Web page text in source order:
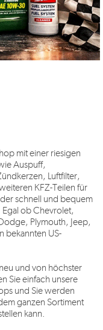
mit einer riesigen
Auspuff,
Luftfilter,
KFZ-Teilen für
schnell und bequem
Egal ob Chevrolet,
Plymouth, Jeep,
bekannten US-
und von höchster
Sie einfach unsere
und Sie werden
ganzen Sortiment
kann.